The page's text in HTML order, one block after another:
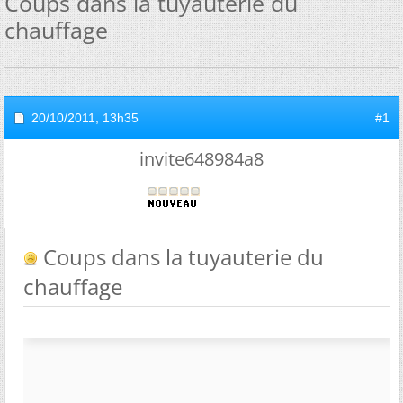
chauffage
20/10/2011, 13h35 #1
invite648984a8
Coups dans la tuyauterie du
chauffage